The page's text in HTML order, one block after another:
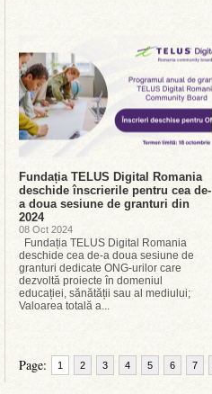
Fundația TELUS Digital Romania
deschide înscrierile pentru cea de-
a doua sesiune de granturi din
2024
08 Oct 2024
Fundația TELUS Digital Romania
deschide cea de-a doua sesiune de
granturi dedicate ONG-urilor care
dezvoltă proiecte în domeniul
educației, sănătății sau al mediului;
Valoarea totală a...
Page: 1 2 3 4 5 6 7